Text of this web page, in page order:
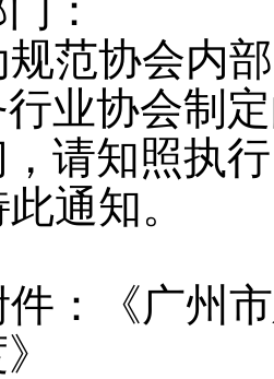
：
规范协会内
业协会制
请知照执
通知。
件：《广州